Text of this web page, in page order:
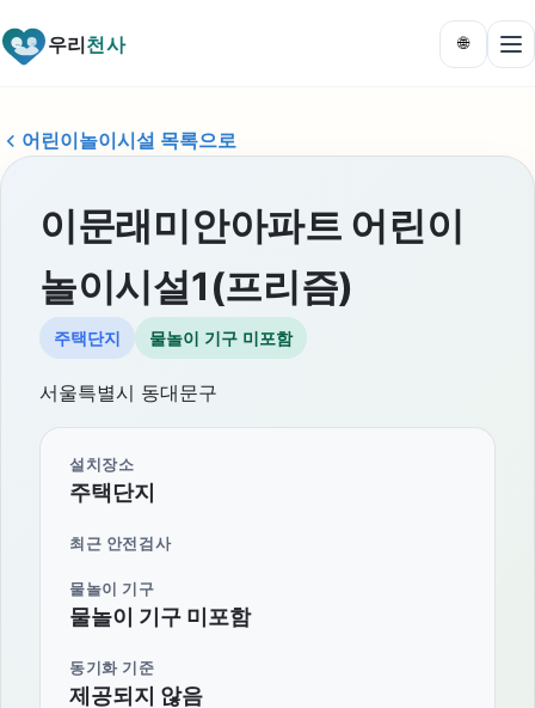
우리천사 🌐
어린이놀이시설 목록으로
이문래미안아파트 어린이
놀이시설1(프리즘)
주택단지 물놀이 기구 미포함
서울특별시 동대문구
설치장소
주택단지
최근 안전검사
물놀이 기구
물놀이 기구 미포함
동기화 기준
제공되지 않음